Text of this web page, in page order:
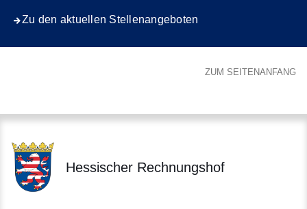
Zu den aktuellen Stellenangeboten
ZUM SEITENANFANG
Hessischer Rechnungshof